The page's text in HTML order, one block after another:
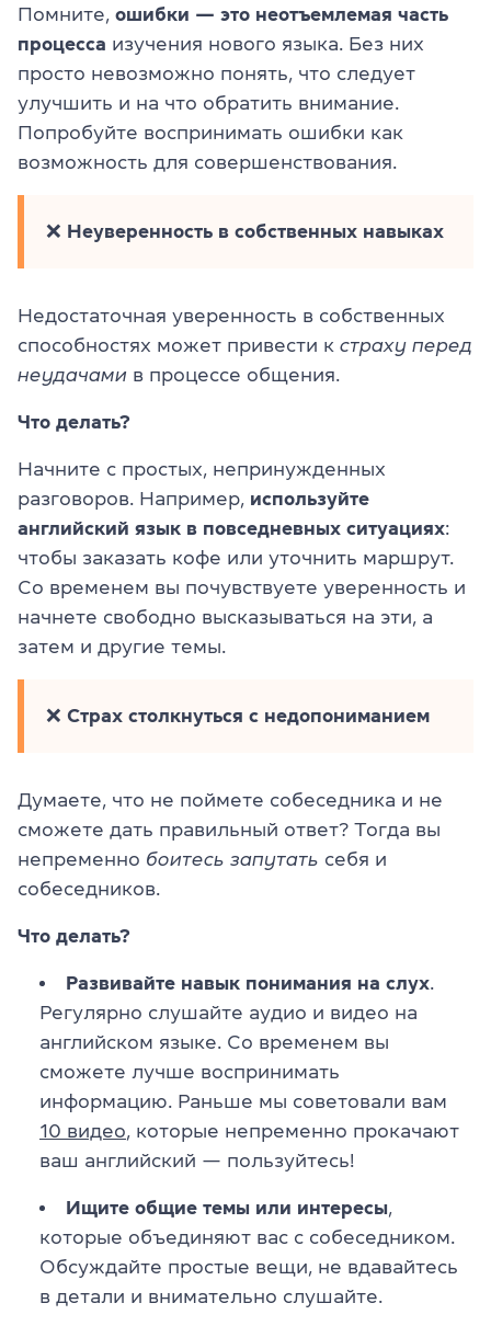
Помните, ошибки — это неотъемлемая часть
процесса изучения нового языка. Без них
просто невозможно понять, что следует
улучшить и на что обратить внимание.
Попробуйте воспринимать ошибки как
возможность для совершенствования.
❌ Неуверенность в собственных навыках
Недостаточная уверенность в собственных
способностях может привести к страху перед
неудачами в процессе общения.
Что делать?
Начните с простых, непринужденных
разговоров. Например, используйте
английский язык в повседневных ситуациях:
чтобы заказать кофе или уточнить маршрут.
Со временем вы почувствуете уверенность и
начнете свободно высказываться на эти, а
затем и другие темы.
❌ Страх столкнуться с недопониманием
Думаете, что не поймете собеседника и не
сможете дать правильный ответ? Тогда вы
непременно боитесь запутать себя и
собеседников.
Что делать?
Развивайте навык понимания на слух.
Регулярно слушайте аудио и видео на
английском языке. Со временем вы
сможете лучше воспринимать
информацию. Раньше мы советовали вам
10 видео, которые непременно прокачают
ваш английский — пользуйтесь!
Ищите общие темы или интересы,
которые объединяют вас с собеседником.
Обсуждайте простые вещи, не вдавайтесь
в детали и внимательно слушайте.